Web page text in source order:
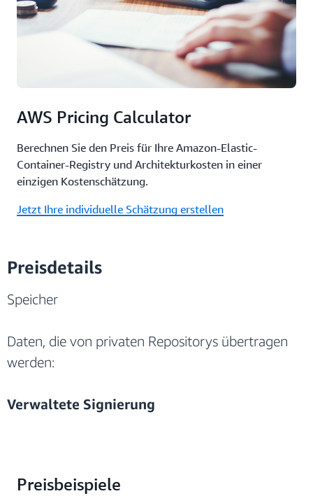
AWS Pricing Calculator
Berechnen Sie den Preis für Ihre Amazon-Elastic-
Container-Registry und Architekturkosten in einer
einzigen Kostenschätzung.
Jetzt Ihre individuelle Schätzung erstellen
Preisdetails
Speicher
Daten, die von privaten Repositorys übertragen
werden:
Verwaltete Signierung
Preisbeispiele